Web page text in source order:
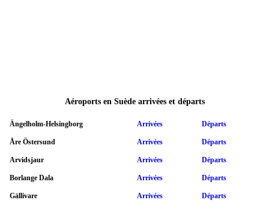
Aéroports en Suède arrivées et départs
Ängelholm-Helsingborg Arrivées Départs
Åre Östersund Arrivées Départs
Arvidsjaur Arrivées Départs
Borlange Dala Arrivées Départs
Gällivare Arrivées Départs